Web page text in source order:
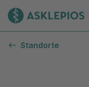
Standorte